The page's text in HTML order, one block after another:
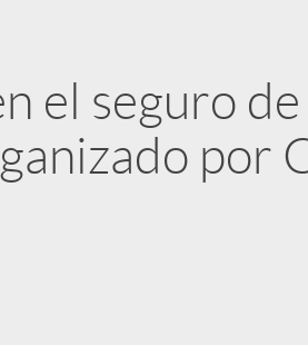
el seguro de
por